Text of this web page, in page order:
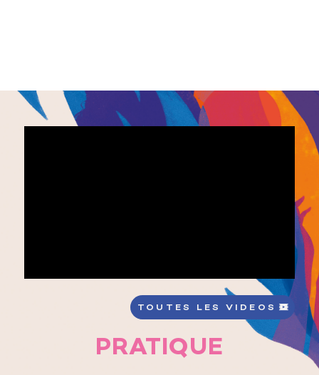
TOUTES LES VIDEOS
PRATIQUE